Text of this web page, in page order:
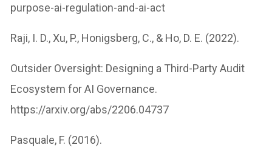
purpose-ai-regulation-and-ai-act
Raji, I. D., Xu, P., Honigsberg, C., & Ho, D. E. (2022).
Outsider Oversight: Designing a Third-Party Audit
Ecosystem for AI Governance.
https://arxiv.org/abs/2206.04737
Pasquale, F. (2016).